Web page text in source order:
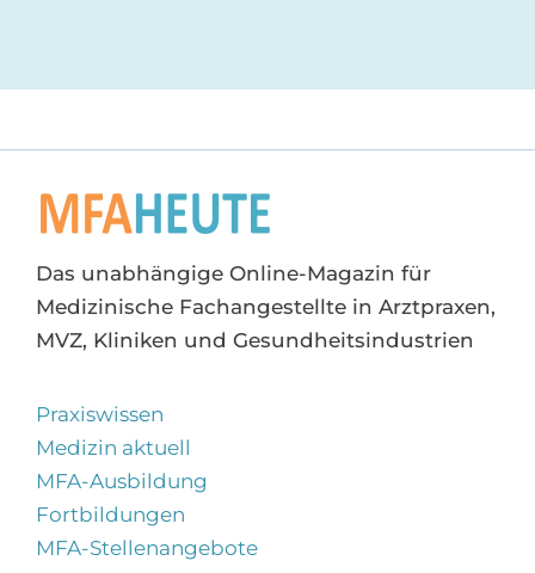
Das unabhängige Online-Magazin für
Medizinische Fachangestellte in Arztpraxen,
MVZ, Kliniken und Gesundheitsindustrien
Praxiswissen
Medizin aktuell
MFA-Ausbildung
Fortbildungen
MFA-Stellenangebote